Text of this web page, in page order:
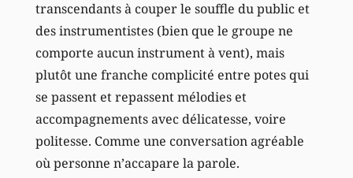
transcendants à couper le souffle du public et
des instrumentistes (bien que le groupe ne
comporte aucun instrument à vent), mais
plutôt une franche complicité entre potes qui
se passent et repassent mélodies et
accompagnements avec délicatesse, voire
politesse. Comme une conversation agréable
où personne n’accapare la parole.